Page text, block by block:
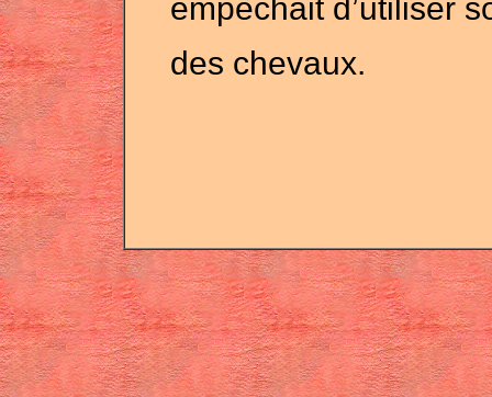
empêchait d’utiliser
des chevaux.